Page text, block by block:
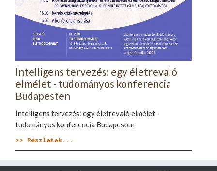
Intelligens tervezés: egy életrevaló
elmélet - tudományos konferencia
Budapesten
Intelligens tervezés: egy életrevaló elmélet -
tudományos konferencia Budapesten
>> Részletek...